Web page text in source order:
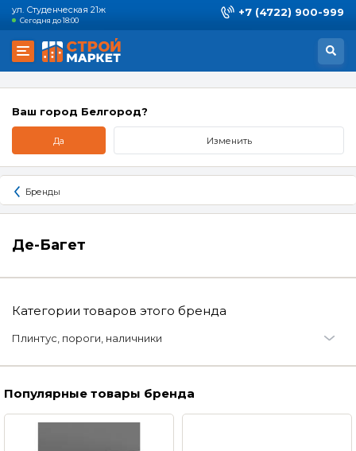
ул. Студенческая 21ж
Сегодня до 18:00
+7 (4722) 900-999
Ваш город Белгород?
Да Изменить
Бренды
Де-Багет
Категории товаров этого бренда
Плинтус, пороги, наличники
Плинтус потолочный
Популярные товары бренда